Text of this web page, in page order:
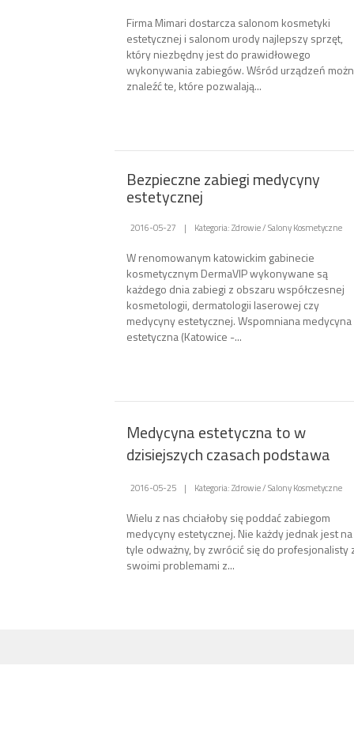
Firma Mimari dostarcza salonom kosmetyki
estetycznej i salonom urody najlepszy sprzęt,
który niezbędny jest do prawidłowego
wykonywania zabiegów. Wśród urządzeń
znaleźć te, które pozwalają...
Bezpieczne zabiegi medycyny
estetycznej
2016-05-27 | Kategoria: Zdrowie / Salony Kosmetyczne
W renomowanym katowickim gabinecie
kosmetycznym DermaVIP wykonywane są
każdego dnia zabiegi z obszaru współczesnej
kosmetologii, dermatologii laserowej czy
medycyny estetycznej. Wspomniana medycyna
estetyczna (Katowice -...
Medycyna estetyczna to w
dzisiejszych czasach podstawa
2016-05-25 | Kategoria: Zdrowie / Salony Kosmetyczne
Wielu z nas chciałoby się poddać zabiegom
medycyny estetycznej. Nie każdy jednak jest na
tyle odważny, by zwrócić się do profesjonalisty
swoimi problemami z...